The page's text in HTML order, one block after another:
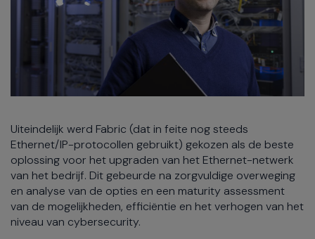
Uiteindelijk werd Fabric (dat in feite nog steeds
Ethernet/IP-protocollen gebruikt) gekozen als de beste
oplossing voor het upgraden van het Ethernet-netwerk
van het bedrijf. Dit gebeurde na zorgvuldige overweging
en analyse van de opties en een maturity assessment
van de mogelijkheden, efficiëntie en het verhogen van het
niveau van cybersecurity.